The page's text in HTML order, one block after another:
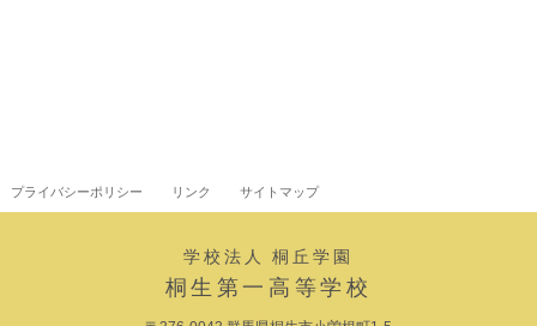
プライバシーポリシー リンク サイトマップ
学校法人 桐丘学園
桐生第一高等学校